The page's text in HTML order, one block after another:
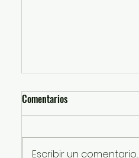
Comentarios
Escribir un comentario...